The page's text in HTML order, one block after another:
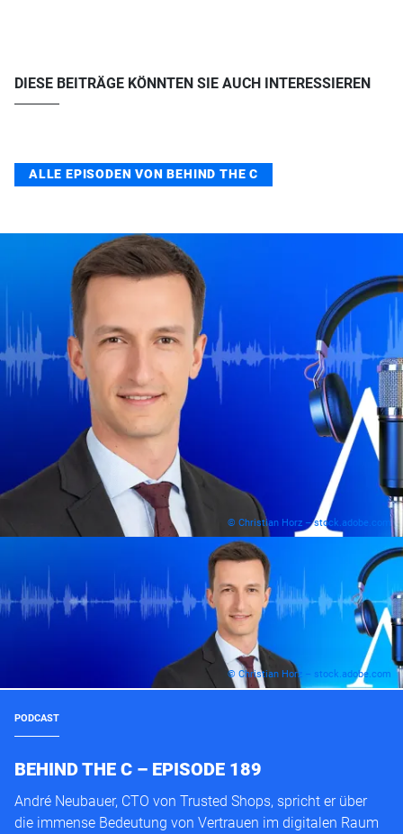
DIESE BEITRÄGE KÖNNTEN SIE AUCH INTERESSIEREN
ALLE EPISODEN VON BEHIND THE C
© Christian Horz – stock.adobe.com
© Christian Horz – stock.adobe.com
PODCAST
BEHIND THE C – EPISODE 189
André Neubauer, CTO von Trusted Shops, spricht er über
die immense Bedeutung von Vertrauen im digitalen Raum